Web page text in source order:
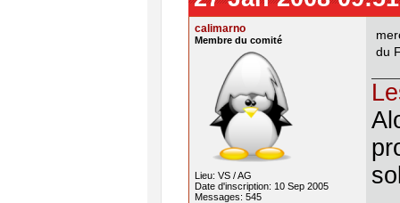
calimarno
Membre du comité
Lieu: VS / AG
Date d'inscription: 10 Sep 2005
Messages: 545
du